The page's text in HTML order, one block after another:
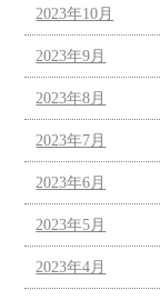
2023年10月
2023年9月
2023年8月
2023年7月
2023年6月
2023年5月
2023年4月